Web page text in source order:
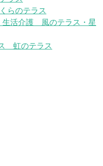
らのテラス
生活介護 風のテラス・星
虹のテラス